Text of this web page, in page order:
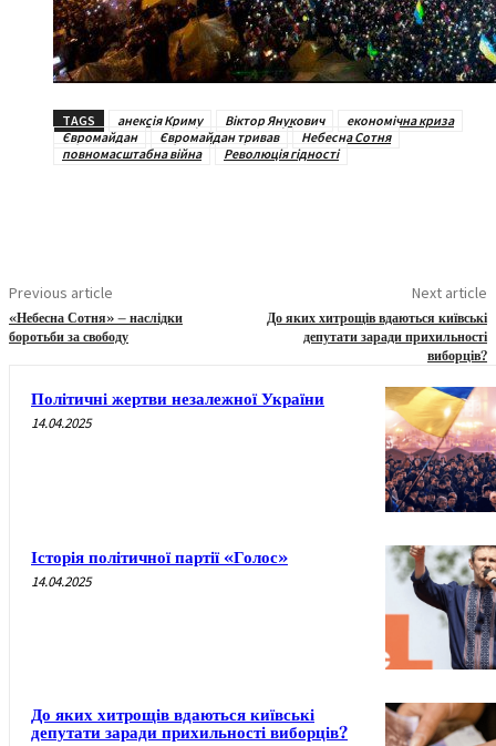
TAGS анексія Криму Віктор Янукович
економічна криза
Євромайдан
Євромайдан тривав
Небесна Сотня
повномасштабна війна
Революція гідності
Previous article
«Небесна Сотня» – наслідки
боротьби за свободу
Next article
До яких хитрощів вдаються київські
депутати заради прихильності
виборців?
Політичні жертви незалежної України
14.04.2025
Історія політичної партії «Голос»
14.04.2025
До яких хитрощів вдаються київські
депутати заради прихильності виборців?